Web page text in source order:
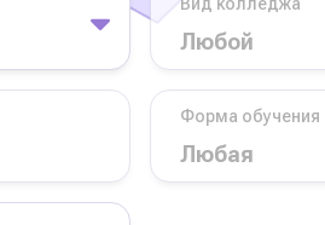
Форма обучения